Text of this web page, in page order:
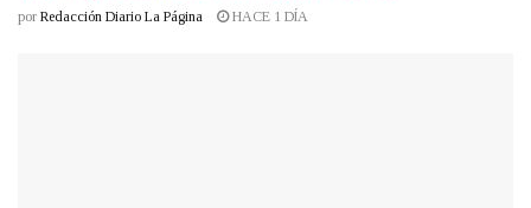
por Redacción Diario La Página HACE 1 DÍA